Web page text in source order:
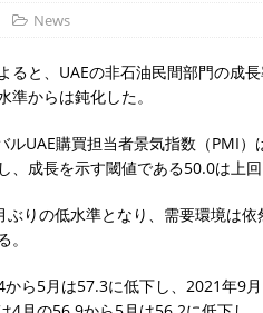
News
ると、UAEの非石油民間部門の成
準からは鈍化した。
ルUAE購買担当者景気指数（PMI
、成長を示す閾値である50.0は上回
りの低水準となり、需要環境は
ら5月は57.3に低下し、2021年9